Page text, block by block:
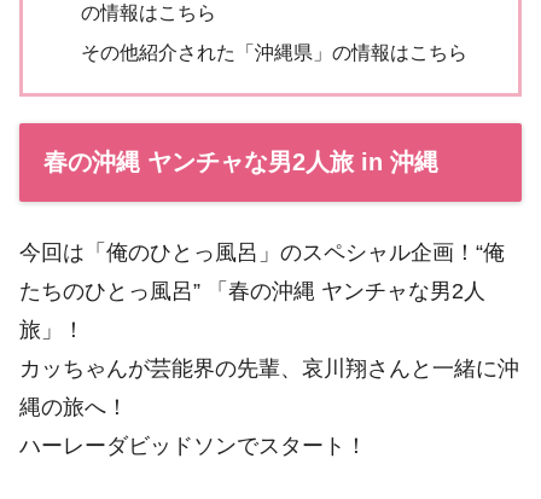
の情報はこちら
その他紹介された「沖縄県」の情報はこちら
春の沖縄 ヤンチャな男2人旅 in 沖縄
今回は「俺のひとっ風呂」のスペシャル企画！“俺
たちのひとっ風呂” 「春の沖縄 ヤンチャな男2人
旅」！
カッちゃんが芸能界の先輩、哀川翔さんと一緒に沖
縄の旅へ！
ハーレーダビッドソンでスタート！